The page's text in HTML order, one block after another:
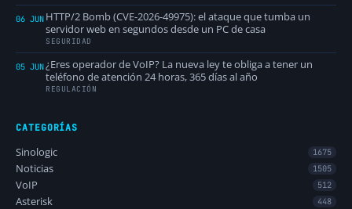
06 JUN HTTP/2 Bomb (CVE-2026-49975): el ataque que tumba un
servidor web en segundos desde un PC de casa
SEGURIDAD
05 JUN¿Eres operador de VoIP? La nueva ley te obliga a tener un
teléfono de atención 24 horas, 365 días al año
REGULACIÓN
CATEGORÍAS
Sinologic 1675
Noticias 1505
VoIP 512
Asterisk 448